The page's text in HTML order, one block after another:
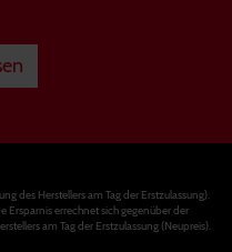
des Herstellers am Tag der Erstzulassung).
Ersparnis errechnet sich gegenüber der
am Tag der Erstzulassung (Neupreis).